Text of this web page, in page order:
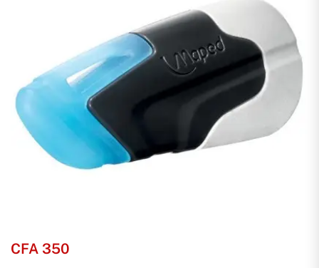
CFA 350